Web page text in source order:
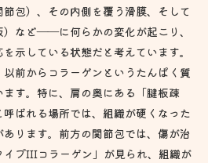
包）、その内側を覆う滑膜、そして
など――に何らかの変化が起こり、
示している状態だと考えています。
前からコラーゲンというたんぱく質
す。特に、肩の奥にある「腱板疎
ばれる場所では、組織が硬くなった
ります。前方の関節包では、傷が治
イプIIIコラーゲン」が見られ、組織が